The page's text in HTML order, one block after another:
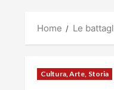
Home Le
Cultura, Arte, Storia